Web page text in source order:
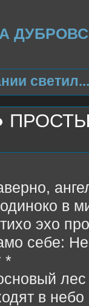
светил...
в
эхо
себе:
*
лес
в